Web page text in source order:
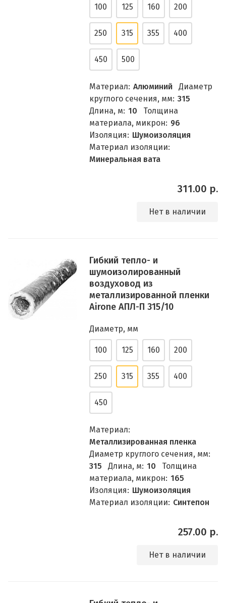
100 125 160 200
250 315 355 400
450 500
Материал: Алюминий
Диаметр
круглого сечения, мм: 315
Длина, м: 10
Толщина
материала, микрон: 96
Изоляция: Шумоизоляция
Материал изоляции:
Минеральная вата
311.00 р.
Нет в наличии
Гибкий тепло- и
шумоизолированный
воздуховод из
металлизированной пленки
Airone АПЛ-П 315/10
Диаметр, мм
100 125 160 200
250 315 355 400
450
Материал:
Металлизированная пленка
Диаметр круглого сечения, мм:
315
Длина, м: 10
Толщина
материала, микрон: 165
Изоляция: Шумоизоляция
Материал изоляции: Синтепон
257.00 р.
Нет в наличии